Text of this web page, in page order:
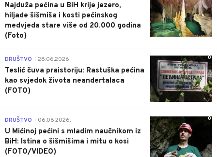
Najduža pećina u BiH krije jezero,
hiljade šišmiša i kosti pećinskog
medvjeda stare više od 20.000 godina
(Foto)
0
DRUŠTVO 28.06.2026.
Teslić čuva praistoriju: Rastuška pećina
kao svjedok života neandertalaca
(FOTO)
0
DRUŠTVO 06.06.2026.
U Mićinoj pećini s mladim naučnikom iz
BiH: Istina o šišmišima i mitu o kosi
(FOTO/VIDEO)